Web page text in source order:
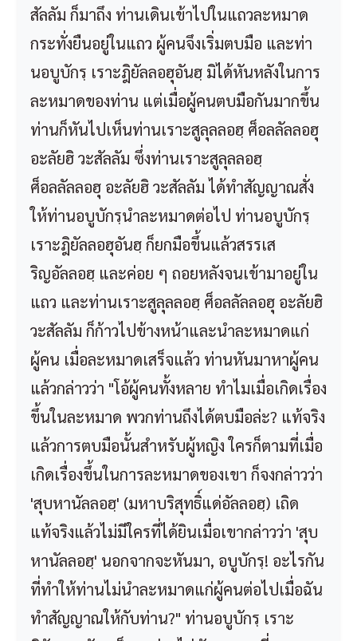
สัลลัม ก็มาถึง ท่านเดินเข้าไปในแถวละหมาด
กระทั่งยืนอยู่ในแถว ผู้คนจึงเริ่มตบมือ และท่า
นอบูบักรฺ เราะฎิยัลลอฮุอันฮฺ มิได้หันหลังในการ
ละหมาดของท่าน แต่เมื่อผู้คนตบมือกันมากขึ้น
ท่านก็หันไปเห็นท่านเราะสูลุลลอฮฺ ศ็อลลัลลอฮุ
อะลัยฮิ วะสัลลัม ซึ่งท่านเราะสูลุลลอฮฺ
ศ็อลลัลลอฮุ อะลัยฮิ วะสัลลัม ได้ทำสัญญาณสั่ง
ให้ท่านอบูบักรฺนำละหมาดต่อไป ท่านอบูบักรฺ
เราะฎิยัลลอฮุอันฮฺ ก็ยกมือขึ้นแล้วสรรเส
ริญอัลลอฮฺ และค่อย ๆ ถอยหลังจนเข้ามาอยู่ใน
แถว และท่านเราะสูลุลลอฮฺ ศ็อลลัลลอฮุ อะลัยฮิ
วะสัลลัม ก็ก้าวไปข้างหน้าและนำละหมาดแก่
ผู้คน เมื่อละหมาดเสร็จแล้ว ท่านหันมาหาผู้คน
แล้วกล่าวว่า "โอ้ผู้คนทั้งหลาย ทำไมเมื่อเกิดเรื่อง
ขึ้นในละหมาด พวกท่านถึงได้ตบมือล่ะ? แท้จริง
แล้วการตบมือนั้นสำหรับผู้หญิง ใครก็ตามที่เมื่อ
เกิดเรื่องขึ้นในการละหมาดของเขา ก็จงกล่าวว่า
'สุบหานัลลอฮฺ' (มหาบริสุทธิ์แด่อัลลอฮฺ) เถิด
แท้จริงแล้วไม่มีใครที่ได้ยินเมื่อเขากล่าวว่า 'สุบ
หานัลลอฮฺ' นอกจากจะหันมา, อบูบักรฺ! อะไรกัน
ที่ทำให้ท่านไม่นำละหมาดแก่ผู้คนต่อไปเมื่อฉัน
ทำสัญญาณให้กับท่าน?" ท่านอบูบักรฺ เราะ